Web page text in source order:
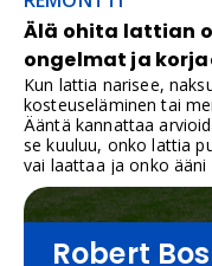
Älä ohita lattian
ongelmat ja
Kun lattia narisee,
kosteuseläminen tai
Ääntä kannattaa
se kuuluu, onko lattia
vai laattaa ja onko ääni
kertoa myös piilevistä
ennen kuin ne
yleisimpiä lattian
Narinaa, natinaa,
Robert